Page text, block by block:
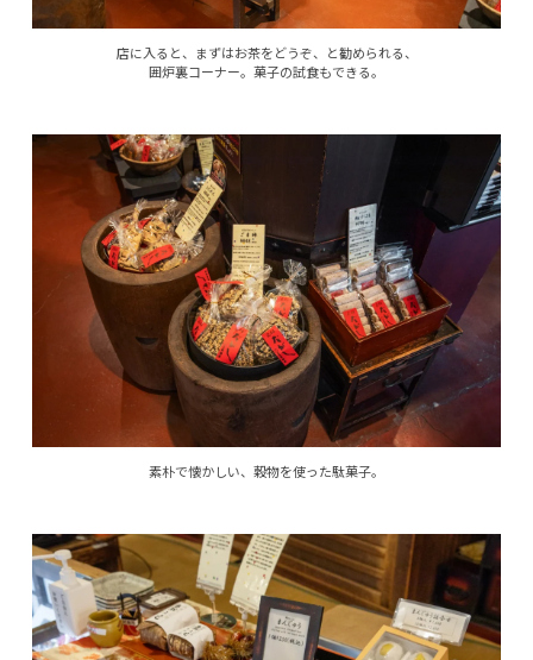
店に入ると、まずはお茶をどうぞ、と勧められる、
囲炉裏コーナー。菓子の試食もできる。
素朴で懐かしい、穀物を使った駄菓子。